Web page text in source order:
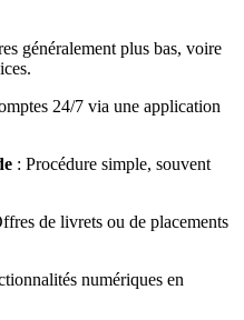
généralement plus bas, voire
24/7 via une application
: Procédure simple, souvent
de livrets ou de placements
numériques en